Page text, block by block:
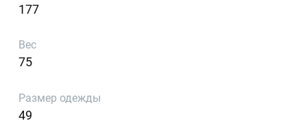
177
Вес
75
Размер одежды
49